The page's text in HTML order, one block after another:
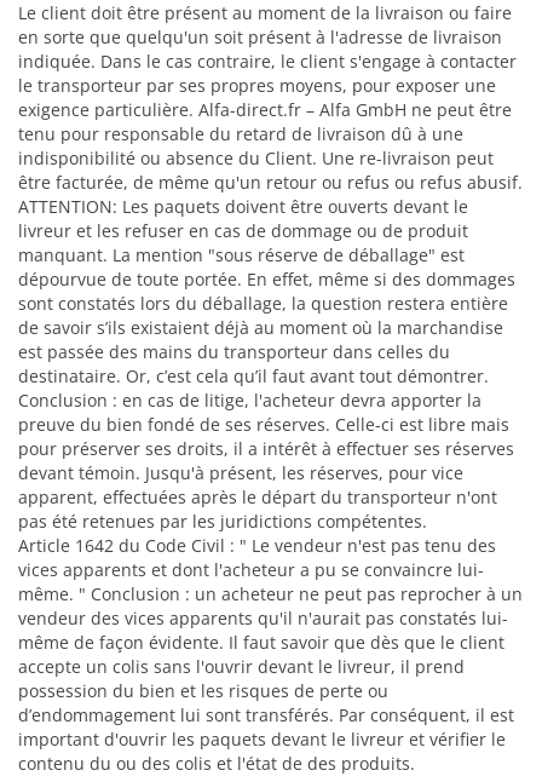
Le client doit être présent au moment de la livraison ou faire
en sorte que quelqu'un soit présent à l'adresse de livraison
indiquée. Dans le cas contraire, le client s'engage à contacter
le transporteur par ses propres moyens, pour exposer une
exigence particulière. Alfa-direct.fr – Alfa GmbH ne peut être
tenu pour responsable du retard de livraison dû à une
indisponibilité ou absence du Client. Une re-livraison peut
être facturée, de même qu'un retour ou refus ou refus abusif.
ATTENTION: Les paquets doivent être ouverts devant le
livreur et les refuser en cas de dommage ou de produit
manquant. La mention "sous réserve de déballage" est
dépourvue de toute portée. En effet, même si des dommages
sont constatés lors du déballage, la question restera entière
de savoir s’ils existaient déjà au moment où la marchandise
est passée des mains du transporteur dans celles du
destinataire. Or, c’est cela qu’il faut avant tout démontrer.
Conclusion : en cas de litige, l'acheteur devra apporter la
preuve du bien fondé de ses réserves. Celle-ci est libre mais
pour préserver ses droits, il a intérêt à effectuer ses réserves
devant témoin. Jusqu'à présent, les réserves, pour vice
apparent, effectuées après le départ du transporteur n'ont
pas été retenues par les juridictions compétentes.
Article 1642 du Code Civil : " Le vendeur n'est pas tenu des
vices apparents et dont l'acheteur a pu se convaincre lui-
même. " Conclusion : un acheteur ne peut pas reprocher à un
vendeur des vices apparents qu'il n'aurait pas constatés lui-
même de façon évidente. Il faut savoir que dès que le client
accepte un colis sans l'ouvrir devant le livreur, il prend
possession du bien et les risques de perte ou
d’endommagement lui sont transférés. Par conséquent, il est
important d'ouvrir les paquets devant le livreur et vérifier le
contenu du ou des colis et l'état de des produits.